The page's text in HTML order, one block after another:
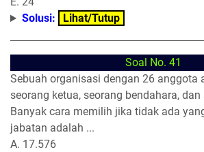
Solusi:
Lihat/Tutup
Soal No. 41
Sebuah organisasi dengan 26 anggota
seorang ketua, seorang bendahara,
Banyak cara memilih jika tidak ada
jabatan adalah ...
A. 17.576